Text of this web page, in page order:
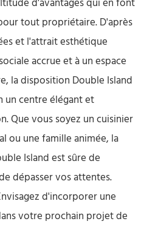
d'avantages qui en font
tout propriétaire. D'après
et l'attrait esthétique
accrue et à un espace
la disposition Double Island
un centre élégant et
Que vous soyez un cuisinier
ou une famille animée, la
Island est sûre de
dépasser vos attentes.
d'incorporer une
votre prochain projet de